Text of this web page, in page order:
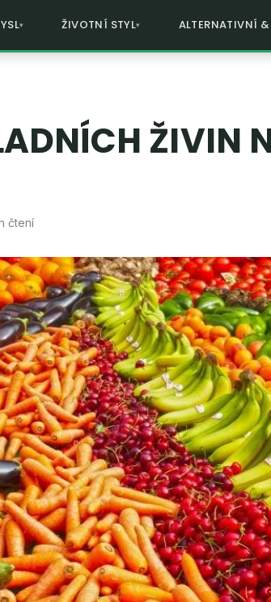
ŽIVOTNÍ STYL ALTERNATIVNÍ &
ŽIVIN
čtení